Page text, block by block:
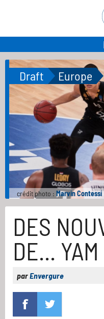
crédit photo : Marvin Contessi
Draft Europe
DES
DE...
parEnvergure